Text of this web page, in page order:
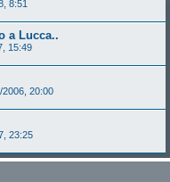
8:51
a Lucca..
15:49
2006, 20:00
23:25